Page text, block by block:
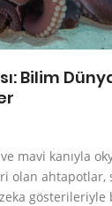
Bilim
mavi kanıyla
olan ahtapotlar,
gösterileriyle